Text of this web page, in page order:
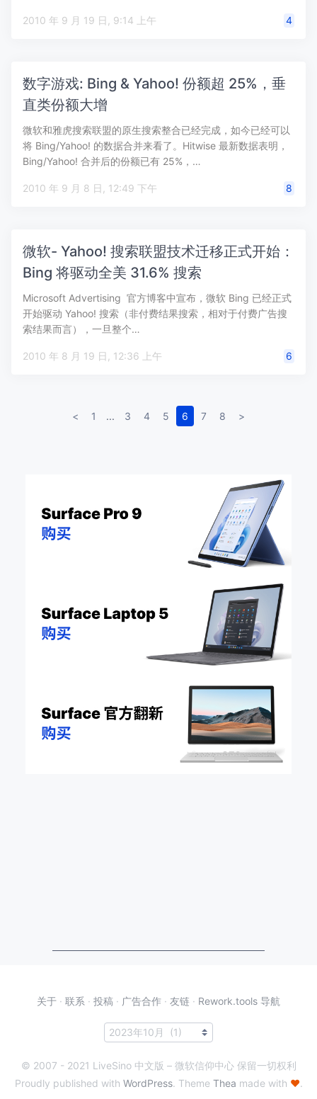
2010 年 9 月 19 日, 9:14 上午 4
数字游戏: Bing & Yahoo! 份额超 25%，垂
直类份额大增
微软和雅虎搜索联盟的原生搜索整合已经完成，如今已经可以
将 Bing/Yahoo! 的数据合并来看了。Hitwise 最新数据表明，
Bing/Yahoo! 合并后的份额已有 25%，…
2010 年 9 月 8 日, 12:49 下午 8
微软- Yahoo! 搜索联盟技术迁移正式开始：
Bing 将驱动全美 31.6% 搜索
Microsoft Advertising 官方博客中宣布，微软 Bing 已经正式
开始驱动 Yahoo! 搜索（非付费结果搜索，相对于付费广告搜
索结果而言），一旦整个…
2010 年 8 月 19 日, 12:36 上午 6
< 1 ... 3 4 5 6 7 8 >
关于 · 联系 · 投稿 · 广告合作 · 友链 · Rework.tools 导航
© 2007 - 2021 LiveSino 中文版 – 微软信仰中心 保留一切权利
Proudly published with WordPress. Theme Thea made with ♥.